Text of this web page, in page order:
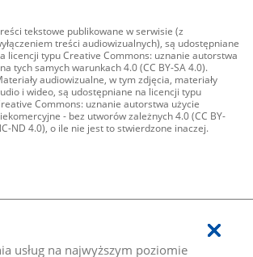
usług na najwyższym poziomie
tekstowe publikowane w serwisie (z
treści audiowizualnych), są udostępniane
licencji typu Creative Commons: uznanie autorstwa
tych samych warunkach 4.0 (CC BY-SA 4.0).
audiowizualne, w tym zdjęcia, materiały
i wideo, są udostępniane na licencji typu
Commons: uznanie autorstwa użycie
- bez utworów zależnych 4.0 (CC BY-
ND 4.0), o ile nie jest to stwierdzone inaczej.